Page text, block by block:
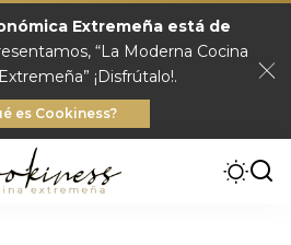
Extremeña está de
“La Moderna Cocina
¡Disfrútalo!.
es Cookiness?